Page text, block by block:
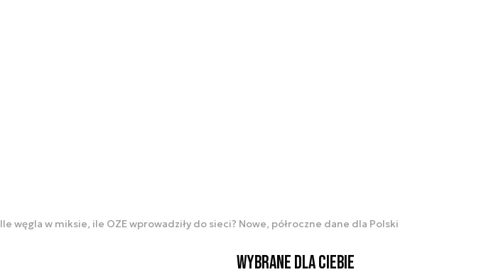
Ile węgla w miksie, ile OZE wprowadziły do sieci? Nowe, półroczne dane dla Polski
Wybrane dla Ciebie